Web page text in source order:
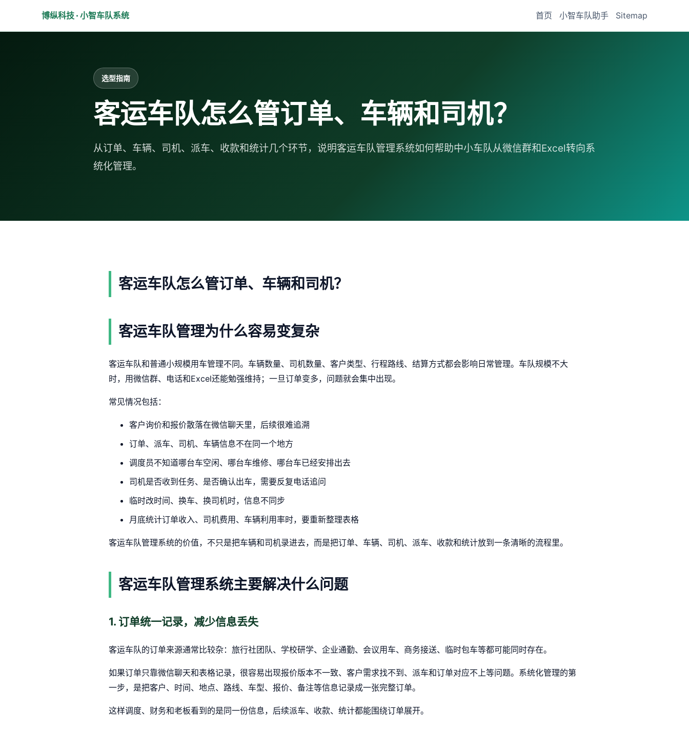
博纵科技 · 小智车队系统 首页 小智车队助手 Sitemap
选型指南
客运车队怎么管订单、车辆和司机？
从订单、车辆、司机、派车、收款和统计几个环节，说明客运车队管理系统如何帮助中小车队从微信群和Excel转向系
统化管理。
客运车队怎么管订单、车辆和司机？
客运车队管理为什么容易变复杂
客运车队和普通小规模用车管理不同。车辆数量、司机数量、客户类型、行程路线、结算方式都会影响日常管理。车队规模不大
时，用微信群、电话和Excel还能勉强维持；一旦订单变多，问题就会集中出现。
常见情况包括：
客户询价和报价散落在微信聊天里，后续很难追溯
订单、派车、司机、车辆信息不在同一个地方
调度员不知道哪台车空闲、哪台车维修、哪台车已经安排出去
司机是否收到任务、是否确认出车，需要反复电话追问
临时改时间、换车、换司机时，信息不同步
月底统计订单收入、司机费用、车辆利用率时，要重新整理表格
客运车队管理系统的价值，不只是把车辆和司机录进去，而是把订单、车辆、司机、派车、收款和统计放到一条清晰的流程里。
客运车队管理系统主要解决什么问题
1. 订单统一记录，减少信息丢失
客运车队的订单来源通常比较杂：旅行社团队、学校研学、企业通勤、会议用车、商务接送、临时包车等都可能同时存在。
如果订单只靠微信聊天和表格记录，很容易出现报价版本不一致、客户需求找不到、派车和订单对应不上等问题。系统化管理的第
一步，是把客户、时间、地点、路线、车型、报价、备注等信息记录成一张完整订单。
这样调度、财务和老板看到的是同一份信息，后续派车、收款、统计都能围绕订单展开。